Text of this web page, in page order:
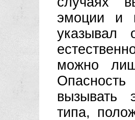
эмоции и
указывал
можно
вызывать
типа,